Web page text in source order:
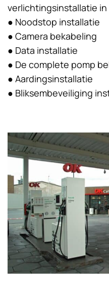
verlichtingsinstallatie in
● Noodstop installatie
● Camera bekabeling
● Data installatie
● De complete pomp
● Aardingsinstallatie
● Bliksembeveiliging